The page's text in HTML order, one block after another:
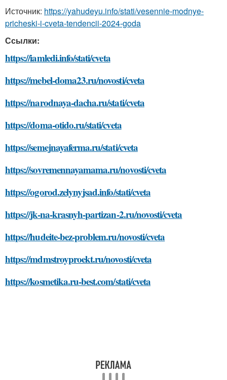
Источник: https://yahudeyu.info/stati/vesennie-modnye-
pricheski-i-cveta-tendencii-2024-goda
Ссылки:
https://iamledi.info/stati/cveta
https://mebel-doma23.ru/novosti/cveta
https://narodnaya-dacha.ru/stati/cveta
https://doma-otido.ru/stati/cveta
https://semejnayaferma.ru/stati/cveta
https://sovremennayamama.ru/novosti/cveta
https://ogorod.zelynyjsad.info/stati/cveta
https://jk-na-krasnyh-partizan-2.ru/novosti/cveta
https://hudeite-bez-problem.ru/novosti/cveta
https://mdmstroyproekt.ru/novosti/cveta
https://kosmetika.ru-best.com/stati/cveta